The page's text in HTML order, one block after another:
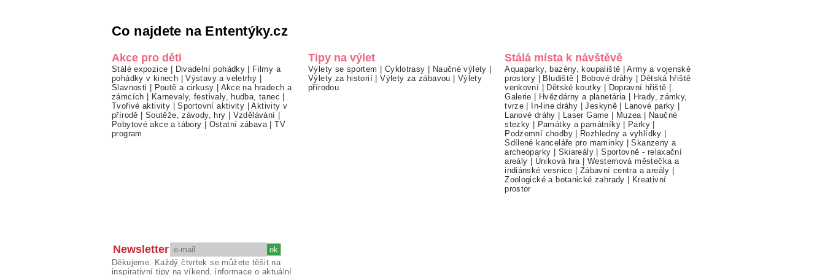
Co najdete na Ententýky.cz
Akce pro děti
Stálé expozice | Divadelní pohádky | Filmy a
pohádky v kinech |Výstavy a veletrhy |
Slavnosti | Poutě a cirkusy | Akce na hradech a
zámcích | Karnevaly, festivaly, hudba, tanec |
Tvořivé aktivity |Sportovní aktivity |Aktivity v
přírodě | Soutěže, závody, hry | Vzdělávání |
Pobytové akce a tábory | Ostatní zábava |TV
program
Tipy na výlet
Výlety se sportem | Cyklotrasy | Naučné výlety |
Výlety za historií |Výlety za zábavou | Výlety
přírodou
Stálá místa k návštěvě
Aquaparky, bazény, koupaliště |Army a vojenské
prostory | Bludiště | Bobové dráhy | Dětská hřiště
venkovní | Dětské koutky | Dopravní hřiště |
Galerie | Hvězdárny a planetária | Hrady, zámky,
tvrze | In-line dráhy |Jeskyně | Lanové parky |
Lanové dráhy | Laser Game | Muzea | Naučné
stezky | Památky a památníky| Parky |
Podzemní chodby| Rozhledny a vyhlídky |
Sdílené kanceláře pro maminky |Skanzeny a
archeoparky | Skiareály |Sportovně - relaxační
areály | Úniková hra |Westernová městečka a
indiánské vesnice | Zábavní centra a areály |
Zoologické a botanické zahrady | Kreativní
prostor
Newsletter
Děkujeme. Každý čtvrtek se můžete těšit na
inspirativní tipy na víkend, informace o aktuální